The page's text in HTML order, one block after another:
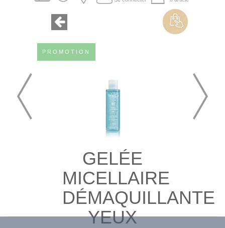
PROMOTION
GELÉE
MICELLAIRE
DÉMAQUILLANTE
YEUX